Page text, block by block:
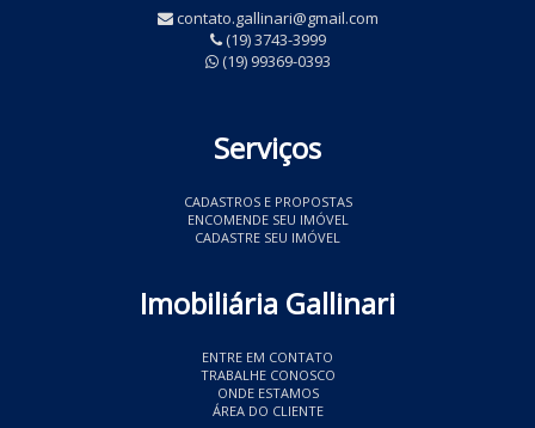
contato.gallinari@gmail.com
(19) 3743-3999
(19) 99369-0393
Serviços
CADASTROS E PROPOSTAS
ENCOMENDE SEU IMÓVEL
CADASTRE SEU IMÓVEL
Imobiliária Gallinari
ENTRE EM CONTATO
TRABALHE CONOSCO
ONDE ESTAMOS
ÁREA DO CLIENTE